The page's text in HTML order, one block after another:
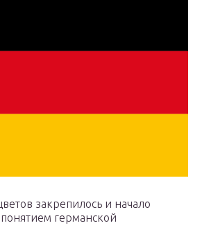
закрепилось и начало
германской